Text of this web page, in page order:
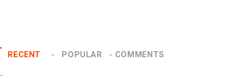
RECENT POPULAR COMMENTS